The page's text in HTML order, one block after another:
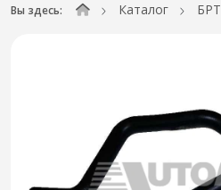
Вы здесь: Каталог БРТ